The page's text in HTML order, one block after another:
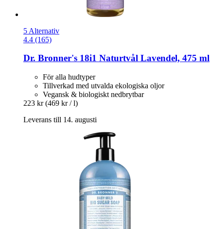
5 Alternativ
4.4 (165)
Dr. Bronner's 18i1 Naturtvål Lavendel, 475 ml
För alla hudtyper
Tillverkad med utvalda ekologiska oljor
Vegansk & biologiskt nedbrytbar
223 kr (469 kr / l)
Leverans till 14. augusti